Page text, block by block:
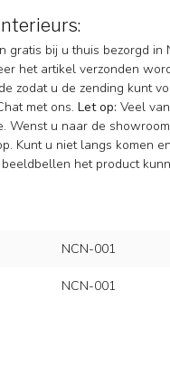
bij u thuis bezorgd
het artikel verzonden
zodat u de zending kunt
met ons. Let op: Veel
u naar de
Kunt u niet langs komen
het product
NCN-001
NCN-001